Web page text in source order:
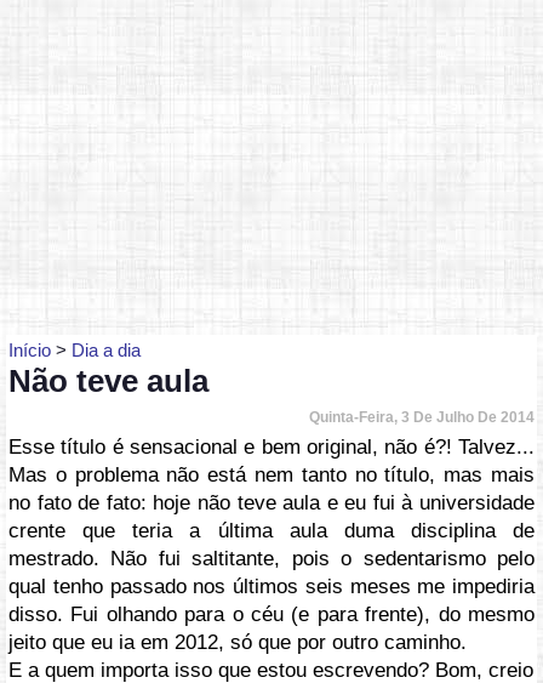
Início > Dia a dia
Não teve aula
Quinta-Feira, 3 De Julho De 2014
Esse título é sensacional e bem original, não é?! Talvez...
Mas o problema não está nem tanto no título, mas mais
no fato de fato: hoje não teve aula e eu fui à universidade
crente que teria a última aula duma disciplina de
mestrado. Não fui saltitante, pois o sedentarismo pelo
qual tenho passado nos últimos seis meses me impediria
disso. Fui olhando para o céu (e para frente), do mesmo
jeito que eu ia em 2012, só que por outro caminho.
E a quem importa isso que estou escrevendo? Bom, creio